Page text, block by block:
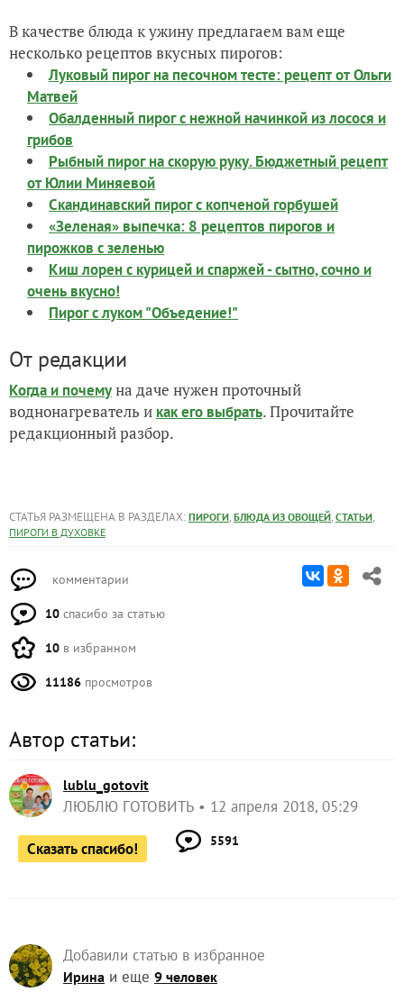
В качестве блюда к ужину предлагаем вам еще
несколько рецептов вкусных пирогов:
Луковый пирог на песочном тесте: рецепт от Ольги
Матвей
Обалденный пирог с нежной начинкой из лосося и
грибов
Рыбный пирог на скорую руку. Бюджетный рецепт
от Юлии Миняевой
Скандинавский пирог с копченой горбушей
«Зеленая» выпечка: 8 рецептов пирогов и
пирожков с зеленью
Киш лорен с курицей и спаржей - сытно, сочно и
очень вкусно!
Пирог с луком "Объедение!"
От редакции
Когда и почемуна даче нужен проточный
воднонагреватель и как его выбрать. Прочитайте
редакционный разбор.
СТАТЬЯ РАЗМЕЩЕНА В РАЗДЕЛАХ: ПИРОГИ, БЛЮДА ИЗ ОВОЩЕЙ, СТАТЬИ,
ПИРОГИ В ДУХОВКЕ
комментарии
10 спасибо за статью
10 в избранном
11186 просмотров
Автор статьи:
lublu_gotovit
ЛЮБЛЮ ГОТОВИТЬ 12 апреля 2018, 05:29
Сказать спасибо! 5591
Добавили статью в избранное
Ирина и еще 9 человек